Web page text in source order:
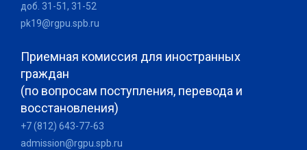
доб. 31-51, 31-52
pk19@rgpu.spb.ru
Приемная комиссия для иностранных
граждан
(по вопросам поступления, перевода и
восстановления)
+7 (812) 643-77-63
admission@rgpu.spb.ru